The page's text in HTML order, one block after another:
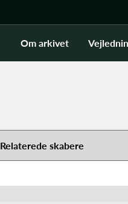
Om arkivet
Relaterede skabere